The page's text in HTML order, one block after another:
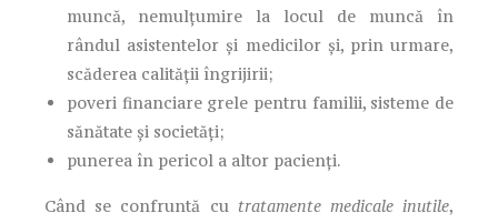
muncă, nemulțumire la locul de muncă în
rândul asistentelor și medicilor și, prin urmare,
scăderea calității îngrijirii;
poveri financiare grele pentru familii, sisteme de
sănătate și societăți;
punerea în pericol a altor pacienți.
Când se confruntă cu tratamente medicale inutile,